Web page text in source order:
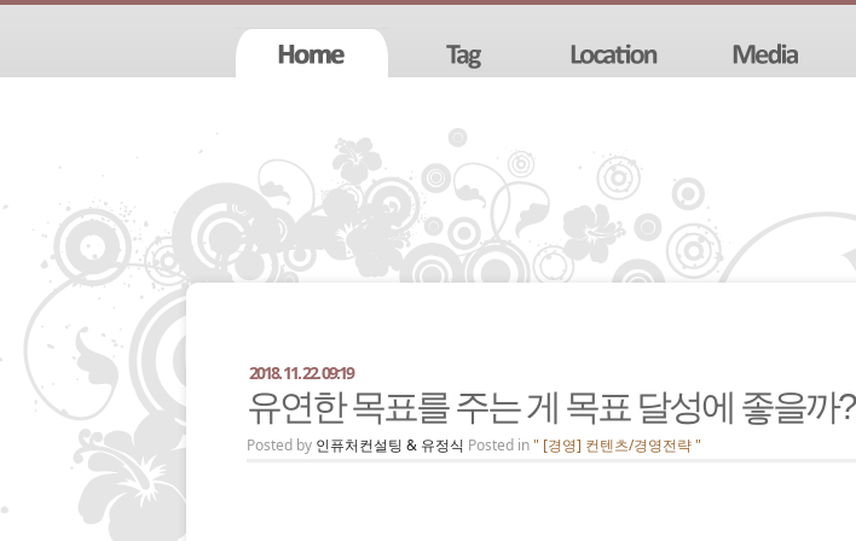
유연한 목표를 주는 게 목표 달성에 좋을까?
2018. 11. 22. 09:19
Posted by 인퓨처컨설팅 & 유정식 Posted in" [경영] 컨텐츠/경영전략 "